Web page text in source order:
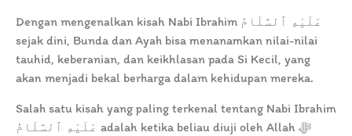
Dengan mengenalkan kisah Nabi Ibrahim عَلَيْهِ ٱلسَّلَامُ
sejak dini, Bunda dan Ayah bisa menanamkan nilai-nilai
tauhid, keberanian, dan keikhlasan pada Si Kecil, yang
akan menjadi bekal berharga dalam kehidupan mereka.
Salah satu kisah yang paling terkenal tentang Nabi Ibrahim
عَلَيْهِ ٱلسَّلَامُ adalah ketika beliau diuji oleh Allah ﷻ